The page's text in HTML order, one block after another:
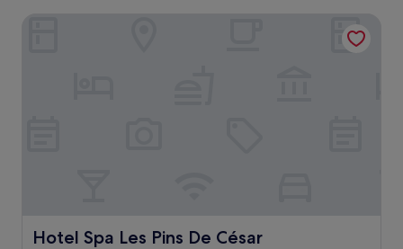
Hotel Spa Les Pins De César
Hotel Spa Les Pins De César